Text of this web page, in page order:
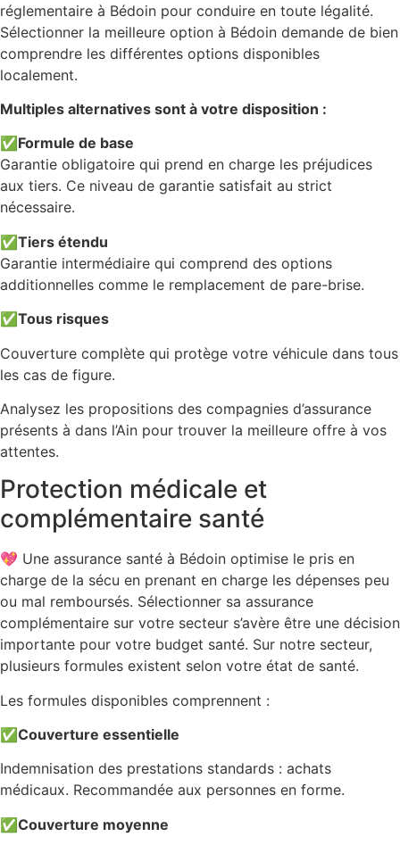
réglementaire à Bédoin pour conduire en toute légalité.
Sélectionner la meilleure option à Bédoin demande de bien
comprendre les différentes options disponibles
localement.
Multiples alternatives sont à votre disposition :
✅ Formule de base
Garantie obligatoire qui prend en charge les préjudices
aux tiers. Ce niveau de garantie satisfait au strict
nécessaire.
✅Tiers étendu
Garantie intermédiaire qui comprend des options
additionnelles comme le remplacement de pare-brise.
✅Tous risques
Couverture complète qui protège votre véhicule dans tous
les cas de figure.
Analysez les propositions des compagnies d’assurance
présents à dans l’Ain pour trouver la meilleure offre à vos
attentes.
Protection médicale et
complémentaire santé
💖 Une assurance santé à Bédoin optimise le pris en
charge de la sécu en prenant en charge les dépenses peu
ou mal remboursés. Sélectionner sa assurance
complémentaire sur votre secteur s’avère être une décision
importante pour votre budget santé. Sur notre secteur,
plusieurs formules existent selon votre état de santé.
Les formules disponibles comprennent :
✅Couverture essentielle
Indemnisation des prestations standards : achats
médicaux. Recommandée aux personnes en forme.
✅Couverture moyenne